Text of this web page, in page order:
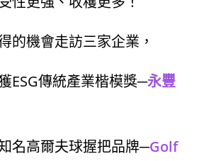
的機會走訪三家企業，
ESG傳統產業楷模獎─永豐
名高爾夫球握把品牌─Golf